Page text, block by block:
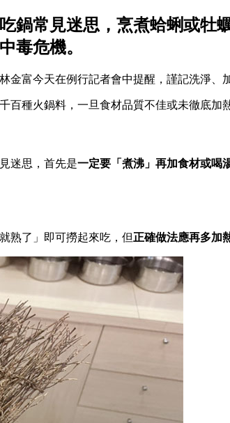
鍋常見迷思，烹煮蛤蜊或牡
毒危機。
富今天在例行記者會中提醒，謹記洗淨、
種火鍋料，一旦食材品質不佳或未徹底加
迷思，首先是一定要「煮沸」再加食材或喝
熟了」即可撈起來吃，但正確做法應再多加